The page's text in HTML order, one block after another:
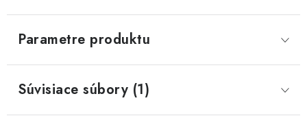
Parametre produktu
Súvisiace súbory (1)